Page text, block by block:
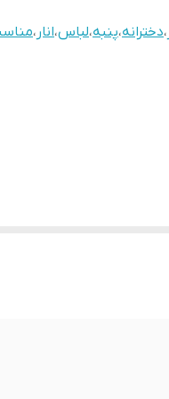
،دخترانه،پنبه،لباس،انار ،